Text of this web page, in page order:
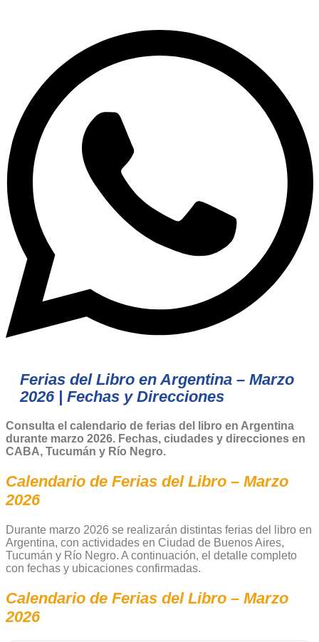
Ferias del Libro en Argentina – Marzo
2026 | Fechas y Direcciones
Consulta el calendario de ferias del libro en Argentina
durante marzo 2026. Fechas, ciudades y direcciones en
CABA, Tucumán y Río Negro.
Calendario de Ferias del Libro – Marzo
2026
Durante marzo 2026 se realizarán distintas ferias del libro en
Argentina, con actividades en Ciudad de Buenos Aires,
Tucumán y Río Negro. A continuación, el detalle completo
con fechas y ubicaciones confirmadas.
Calendario de Ferias del Libro – Marzo
2026